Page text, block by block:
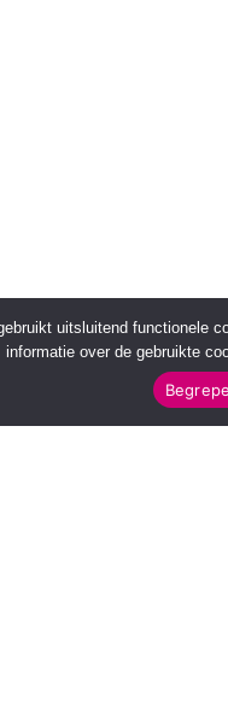
uitsluitend functionele
informatie over de gebruikte